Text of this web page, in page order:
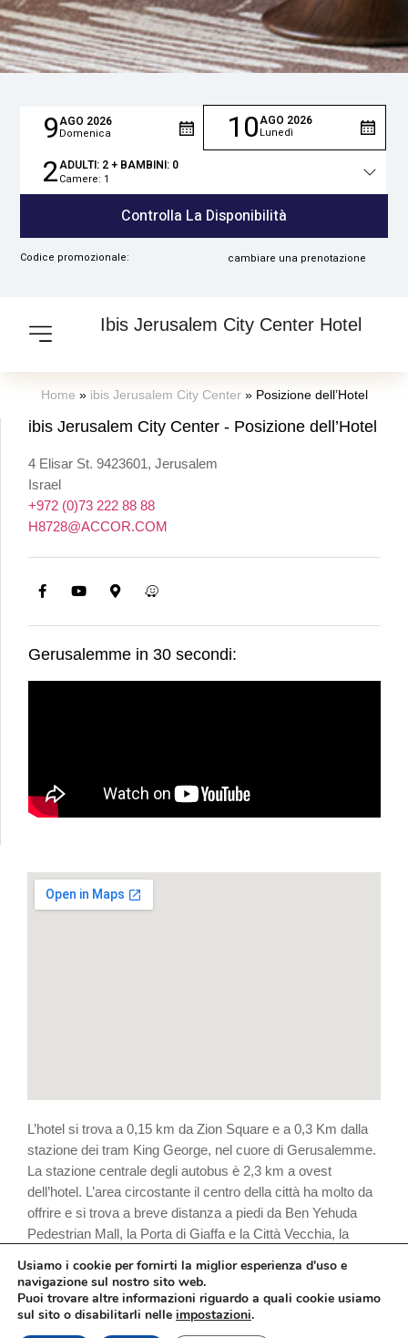
9AGO 2026
Domenica 10AGO 2026
Lunedì
Totale
2ADULTI: 2+ BAMBINI: 0
Camere: 1
Codice promozionale: cambiare una prenotazione
Controlla La Disponibilità
Ibis Jerusalem City Center Hotel
Home » ibis Jerusalem City Center» Posizione dell’Hotel
L’hotel si trova a 0,15 km da Zion Square e a 0,3 Km dalla
stazione dei tram King George, nel cuore di Gerusalemme.
La stazione centrale degli autobus è 2,3 km a ovest
dell’hotel. L’area circostante il centro della città ha molto da
offrire e si trova a breve distanza a piedi da Ben Yehuda
Pedestrian Mall, la Porta di Giaffa e la Città Vecchia, la
vicino a Ticho House, al Museo della Musica, al Museo di
Arte Ebraica Italiana, al Time Elevator e alla Grande
Sinagoga di Gerusalemme.
ibis Jerusalem City Center - Posizione dell’Hotel
4 Elisar St. 9423601, Jerusalem
Israel
+972 (0)73 222 88 88
H8728@ACCOR.COM
Gerusalemme in 30 secondi:
Usiamo i cookie per fornirti la miglior esperienza d'uso e
navigazione sul nostro sito web.
Puoi trovare altre informazioni riguardo a quali cookie usiamo
sul sito o disabilitarli nelle impostazioni.